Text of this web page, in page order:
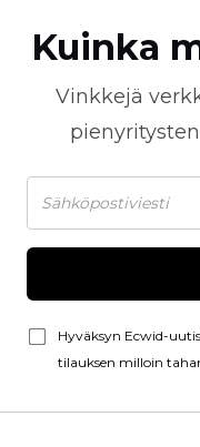
Kuinka
Vinkkejä
Hyväksyn Ecwid-
tilauksen milloin